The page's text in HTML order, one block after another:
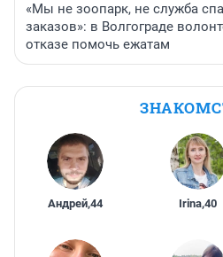
«Мы не зоопарк, не служба
заказов»: в Волгограде
отказе помочь ежатам
Андрей,44 Irina,40